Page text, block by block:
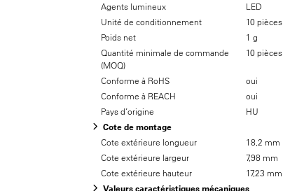
Agents lumineux
LED
Unité de conditionnement
10 pièces
Poids net
1 g
Quantité minimale de commande
(MOQ)
10 pièces
Conforme à RoHS
oui
Conforme à REACH
oui
Pays d’origine
HU
Cote de montage
Cote extérieure longueur
18,2 mm
Cote extérieure largeur
7,98 mm
Cote extérieure hauteur
17,23 mm
Valeurs caractéristiques mécaniques